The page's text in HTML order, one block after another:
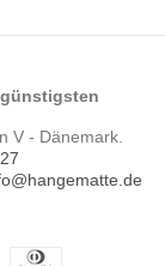
V - Dänemark.